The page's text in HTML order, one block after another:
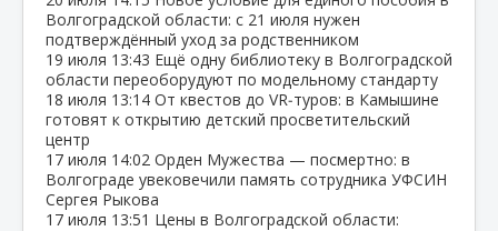
Волгоградской области: с 21 июля нужен
подтверждённый уход за родственником
19 июля 13:43 Ещё одну библиотеку в Волгоградской
области переоборудуют по модельному стандарту
18 июля 13:14 От квестов до VR‑туров: в Камышине
готовят к открытию детский просветительский
центр
17 июля 14:02 Орден Мужества — посмертно: в
Волгограде увековечили память сотрудника УФСИН
Сергея Рыкова
17 июля 13:51 Цены в Волгоградской области: